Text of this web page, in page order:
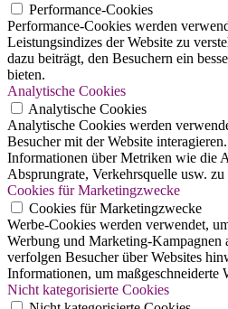
Performance-Cookies
Performance-Cookies werden
Leistungsindizes der Website zu
dazu beiträgt, den Besuchern ein
bieten.
Analytische Cookies
Analytische Cookies
Analytische Cookies werden
Besucher mit der Website
Informationen über Metriken wie die
Absprungrate, Verkehrsquelle usw.
Cookies für Marketingzwecke
Cookies für Marketingzwecke
Werbe-Cookies werden verwendet,
Werbung und Marketing-Kampagnen
verfolgen Besucher über Websites
Informationen, um maßgeschneiderte
Nicht kategorisierte Cookies